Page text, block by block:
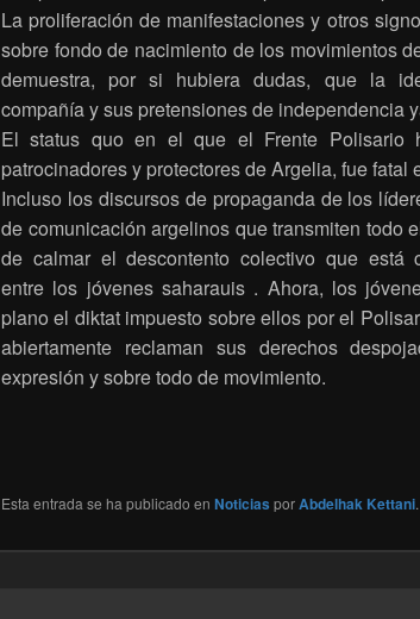
La proliferación de manifestaciones y otros
sobre fondo de nacimiento de los movimientos
demuestra, por si hubiera dudas, que la
compañía y sus pretensiones de independencia
El status quo en el que el Frente Polisario
patrocinadores y protectores de Argelia, fue fatal
Incluso los discursos de propaganda de los
de comunicación argelinos que transmiten todo
de calmar el descontento colectivo que está
entre los jóvenes saharauis . Ahora, los
plano el diktat impuesto sobre ellos por el
abiertamente reclaman sus derechos
expresión y sobre todo de movimiento.
Esta entrada se ha publicado en Noticias porAbdelhak Kettani